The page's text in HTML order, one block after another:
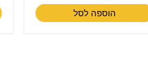
הוספה לסל